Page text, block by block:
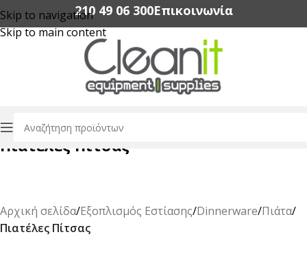
Skip to navigation
Skip to main content
210 49 06 300‬Επικοινωνία
Πιατέλες Πίτσας
Αρχική σελίδα/Εξοπλισμός Εστίασης/Dinnerware/Πιάτα/
Πιατέλες Πίτσας